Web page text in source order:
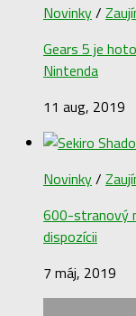
Novinky/
Gears 5 je
Nintenda
11 aug, 2019
Novinky/
600-stranový
dispozícii
7 máj, 2019